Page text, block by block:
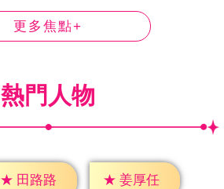
更多焦點+
熱門人物
★ 田路路 ★ 姜厚任